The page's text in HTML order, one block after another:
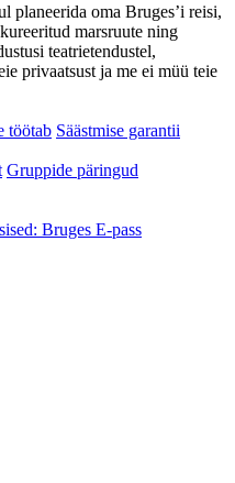
planeerida oma Bruges’i reisi,
marsruute ning
teatrietendustel,
privaatsust ja me ei müü teie
töötab Säästmise garantii
Gruppide päringud
Bruges E-pass